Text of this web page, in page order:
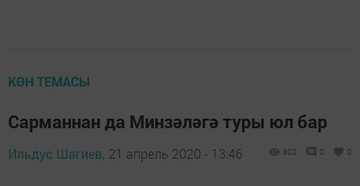
КӨН ТЕМАСЫ
Сарманнан да Минзәләгә туры юл бар
Ильдус Шагиев, 21 апрель 2020 - 13:46 802 0 0